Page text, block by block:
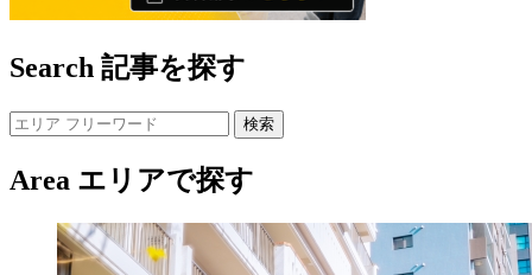
Search 記事を探す
Area エリアで探す